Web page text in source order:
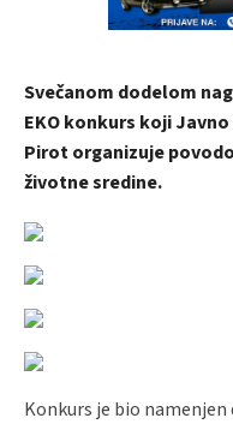
Svečanom dodelom
EKO konkurs koji
Pirot organizuje
životne sredine.
Konkurs je bio